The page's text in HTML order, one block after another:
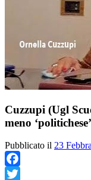
Cuzzupi (Ugl
meno
Pubblicato il 23
Facebook